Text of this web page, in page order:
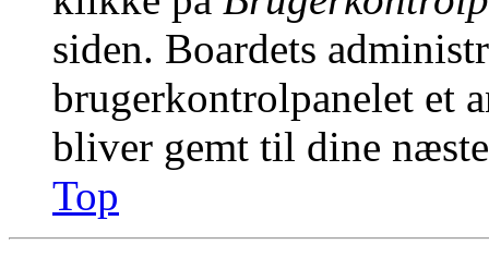
siden. Boardets
brugerkontrolpanelet et
bliver gemt til dine
Top